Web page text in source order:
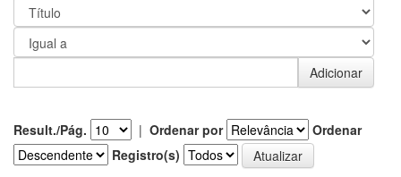
Result./Pág. | Ordenar por
Ordenar
Registro(s)